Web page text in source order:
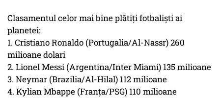
Clasamentul celor mai bine plătiţi fotbalişti ai
planetei:
1. Cristiano Ronaldo (Portugalia/Al-Nassr) 260
milioane dolari
2. Lionel Messi (Argentina/Inter Miami) 135 milioane
3. Neymar (Brazilia/Al-Hilal) 112 milioane
4. Kylian Mbappe (Franţa/PSG) 110 milioane